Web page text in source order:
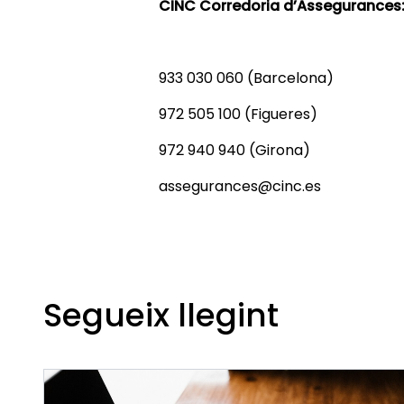
CINC Corredoria d’Assegurances:
933 030 060 (Barcelona)
972 505 100 (Figueres)
972 940 940 (Girona)
assegurances@cinc.es
Segueix llegint